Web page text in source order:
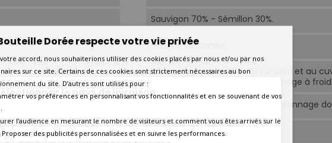
le pays de livraison
prix et les frais peuvent varier en fonction du pays/de la
de livraison.
Sauvigon 70% - Sémillon 30%.
Culture raisonnée.
Taille en guyot double. Tri sur pied et au
macération pelliculaire. Débourbage à
En barriques de 10 mois avec bâtonnage
16°C-18°C.
Dorée respecte votre vie privée
accord, nous souhaiterions utiliser des cookies placés par nous et/ou par nos
sur ce site. Certains de ces cookies sont strictement nécessaires au bon
du site. D’autres sont utilisés pour :
vos préférences en personnalisant vos fonctionnalités et en se souvenant de vos
l’audience en mesurant le nombre de visiteurs et comment vous êtes arrivés sur le
Proposer des publicités personnalisées et en suivre les performances.